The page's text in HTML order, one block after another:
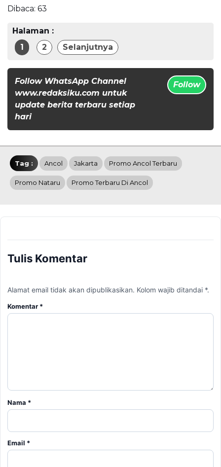
Dibaca: 63
Halaman :
1
2 Selanjutnya
Follow WhatsApp Channel
www.redaksiku.com untuk
update berita terbaru setiap
hari
Follow
Tag : Ancol Jakarta Promo Ancol Terbaru
Promo Nataru Promo Terbaru Di Ancol
Tulis Komentar